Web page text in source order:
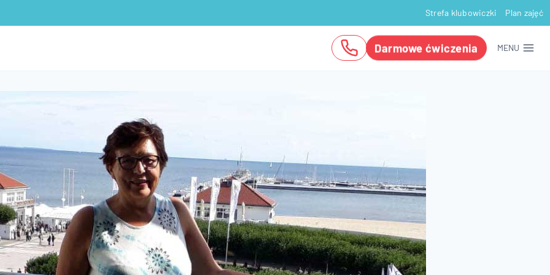
Strefa klubowiczki Plan zajęć
Darmowe ćwiczenia MENU